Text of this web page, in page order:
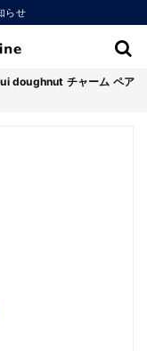
らせ
doughnut チャーム ペア